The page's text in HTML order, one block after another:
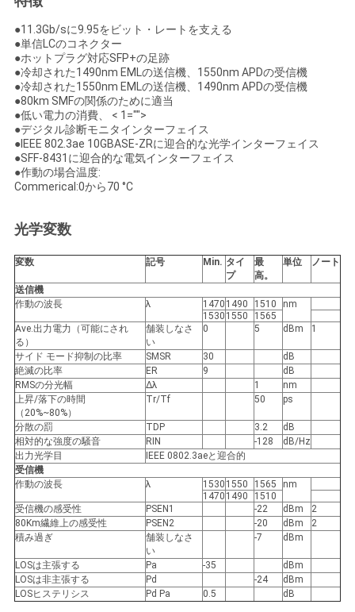
引
用
を
要
求
し
な
さ
い
地
図
プ
ラ
イ
バ
シ
ー
●11.3Gb/sに9.95をビット・レートを支える
●単信LCのコネクター
●ホットプラグ対応SFP+の足跡
●冷却された1490nm EMLの送信機、1550nm APDの受信機
●冷却された1550nm EMLの送信機、1490nm APDの受信機
●80km SMFの関係のために適当
●低い電力の消費、 < 1="">
●デジタル診断モニタインターフェイス
●IEEE 802.3ae 10GBASE-ZRに迎合的な光学インターフェイス
●SFF-8431に迎合的な電気インターフェイス
●作動の場合温度:
Commerical:0から70 °C
光学変数
変数 記号 Min. タイ
プ
最
高。
単位 ノート
送信機
作動の波長
λ 1470 1490 1510
nm
1530 1550
1565
Ave.出力電力（可能にされ
る）
舗装しなさ
い
0 5 dBm 1
サイド モード抑制の比率 SMSR 30
dB
絶滅の比率
ER 9
dB
RMSの分光幅
Δλ 1
nm
上昇/落下の時間
（20%~80%）
Tr/Tf 50 ps
分散の罰 TDP 3.2
dB
相対的な強度の騒音
RIN -128
dB/Hz
出力光学目
IEEE 0802.3aeと迎合的
受信機
作動の波長
λ 1530 1550 1565
nm
1470 1490
1510
受信機の感受性
PSEN1 -22 dBm
2
80Km繊維上の感受性
PSEN2 -20 dBm
2
積み過ぎ
舗装しなさ
い
-7 dBm
LOSは主張する Pa -35
dBm
LOSは非主張する
Pd -24
dBm
LOSヒステリシス
Pd Pa 0.5 dB